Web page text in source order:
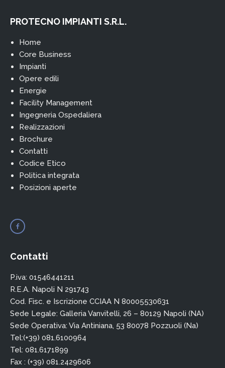
PROTECNO IMPIANTI S.R.L.
Home
Core Business
Impianti
Opere edili
Energie
Facility Management
Ingegneria Ospedaliera
Realizzazioni
Brochure
Contatti
Codice Etico
Politica integrata
Posizioni aperte
Contatti
P.iva: 01546441211
R.E.A. Napoli N 291743
Cod. Fisc. e Iscrizione CCIAA N 80005530631
Sede Legale: Galleria Vanvitelli, 26 – 80129 Napoli (NA)
Sede Operativa: Via Antiniana, 53 80078 Pozzuoli (Na)
Tel:(+39) 081.6100964
Tel: 081.6171899
Fax : (+39) 081.2429606